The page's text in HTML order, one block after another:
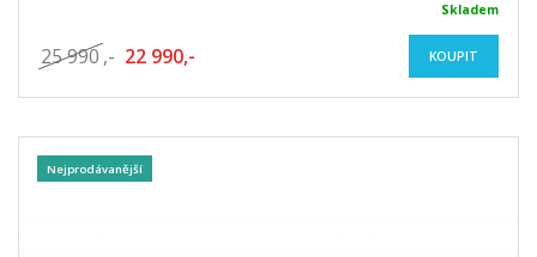
Skladem
25 990 ,- 22 990,- KOUPIT
Nejprodávanější